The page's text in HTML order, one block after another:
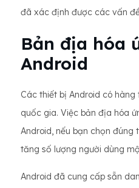
đã xác định được các vấn
Bản địa hóa
Android
Các thiết bị Android có
quốc gia. Việc bản địa hóa
Android, nếu bạn chọn đúng
tăng số lượng người dùng
Android đã cung cấp sẵn